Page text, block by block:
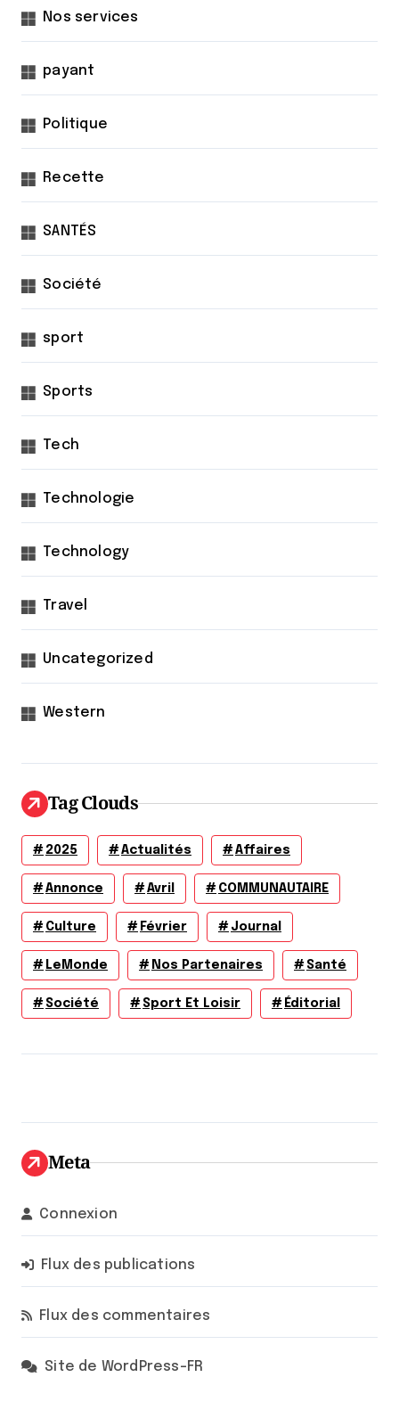
Nos services
payant
Politique
Recette
SANTÉS
Société
sport
Sports
Tech
Technologie
Technology
Travel
Uncategorized
Western
Tag Clouds
2025 Actualités Affaires
Annonce Avril COMMUNAUTAIRE
Culture Février Journal
LeMonde Nos Partenaires Santé
Société Sport Et Loisir Éditorial
Meta
Connexion
Flux des publications
Flux des commentaires
Site de WordPress-FR